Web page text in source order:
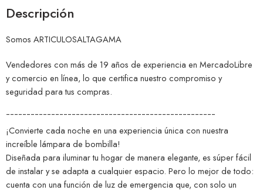
Descripción
Somos ARTICULOSALTAGAMA
Vendedores con más de 19 años de experiencia en MercadoLibre
y comercio en línea, lo que certifica nuestro compromiso y
seguridad para tus compras.
¯¯¯¯¯¯¯¯¯¯¯¯¯¯¯¯¯¯¯¯¯¯¯¯¯¯¯¯¯¯¯¯¯¯¯¯¯¯¯¯¯¯¯¯¯¯¯¯¯¯¯
¡Convierte cada noche en una experiencia única con nuestra
increíble lámpara de bombilla!
Diseñada para iluminar tu hogar de manera elegante, es súper fácil
de instalar y se adapta a cualquier espacio. Pero lo mejor de todo:
cuenta con una función de luz de emergencia que, con solo un